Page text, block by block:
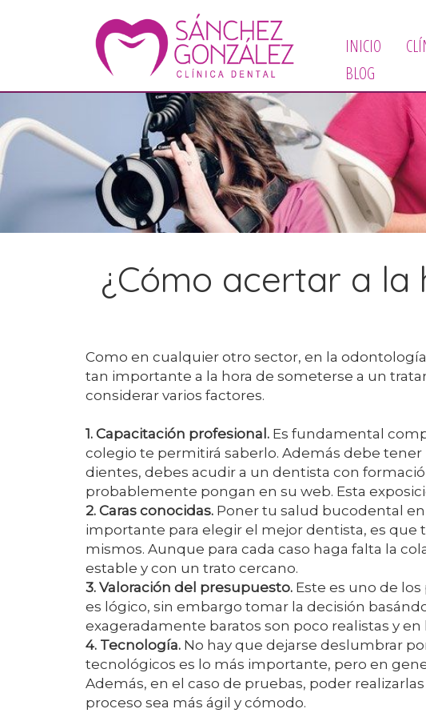
INICIO
BLOG
¿Cómo acertar a
Como en cualquier otro sector, en la
tan importante a la hora de someterse a un
considerar varios factores.
1. Capacitación profesional. Es fundamental
colegio te permitirá saberlo. Además debe
dientes, debes acudir a un dentista con
probablemente pongan en su web. Esta
2. Caras conocidas. Poner tu salud bucodental
importante para elegir el mejor dentista, es
mismos. Aunque para cada caso haga falta la
estable y con un trato cercano.
3. Valoración del presupuesto. Este es uno de
es lógico, sin embargo tomar la decisión
exageradamente baratos son poco realistas y
4. Tecnología. No hay que dejarse deslumbrar
tecnológicos es lo más importante, pero en
Además, en el caso de pruebas, poder
proceso sea más ágil y cómodo.